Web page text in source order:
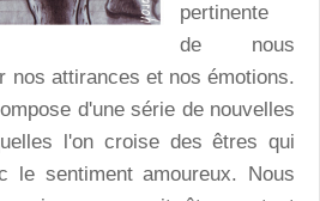
pertinente
de nous
nos attirances et nos émotions.
d'une série de nouvelles
l'on croise des êtres qui
le sentiment amoureux. Nous